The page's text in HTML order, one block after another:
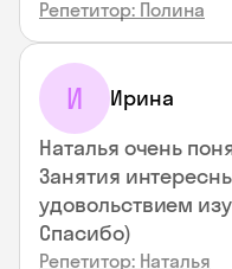
Репетитор: Полина
И Ирина
Наталья очень
Занятия
удовольствием
Спасибо)
Репетитор: Наталья